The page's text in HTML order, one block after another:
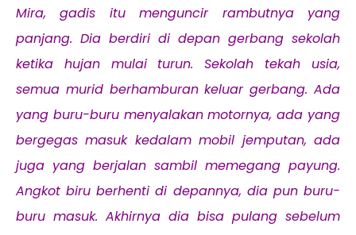
Mira, gadis itu menguncir rambutnya yang
panjang. Dia berdiri di depan gerbang sekolah
ketika hujan mulai turun. Sekolah tekah usia,
semua murid berhamburan keluar gerbang. Ada
yang buru-buru menyalakan motornya, ada yang
bergegas masuk kedalam mobil jemputan, ada
juga yang berjalan sambil memegang payung.
Angkot biru berhenti di depannya, dia pun buru-
buru masuk. Akhirnya dia bisa pulang sebelum